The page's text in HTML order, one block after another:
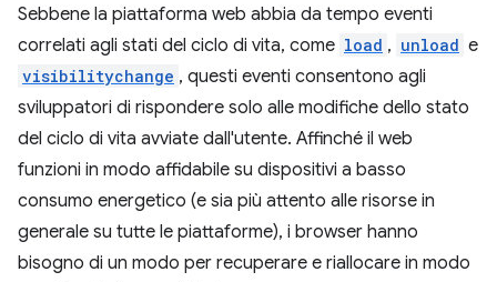
Sebbene la piattaforma web abbia da tempo eventi
correlati agli stati del ciclo di vita, come load , unload e
visibilitychange , questi eventi consentono agli
sviluppatori di rispondere solo alle modifiche dello stato
del ciclo di vita avviate dall'utente. Affinché il web
funzioni in modo affidabile su dispositivi a basso
consumo energetico (e sia più attento alle risorse in
generale su tutte le piattaforme), i browser hanno
bisogno di un modo per recuperare e riallocare in modo